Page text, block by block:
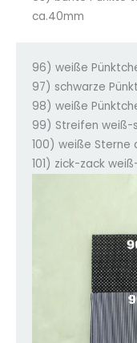
ca.40mm
96) weiße
97) schwarze
98) weiße
99) Streifen weiß-
100) weiße Sterne
101) zick-zack